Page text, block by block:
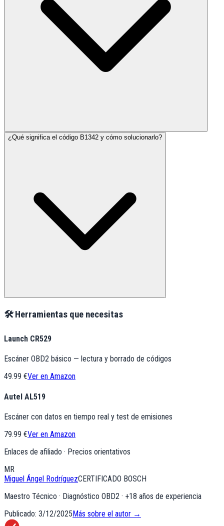
¿Qué significa el código B1342 y cómo solucionarlo?
🛠️ Herramientas que necesitas
Launch CR529
Escáner OBD2 básico — lectura y borrado de códigos
49.99 €Ver en Amazon
Autel AL519
Escáner con datos en tiempo real y test de emisiones
79.99 €Ver en Amazon
Enlaces de afiliado · Precios orientativos
MR
Miguel Ángel RodríguezCERTIFICADO BOSCH
Maestro Técnico · Diagnóstico OBD2 · +18 años de experiencia
Publicado: 3/12/2025Más sobre el autor →